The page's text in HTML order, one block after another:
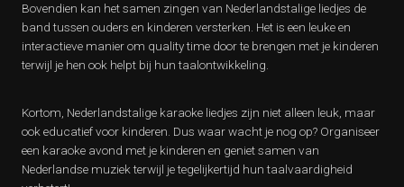
Bovendien kan het samen zingen van Nederlandstalige liedjes de
band tussen ouders en kinderen versterken. Het is een leuke en
interactieve manier om quality time door te brengen met je kinderen
terwijl je hen ook helpt bij hun taalontwikkeling.
Kortom, Nederlandstalige karaoke liedjes zijn niet alleen leuk, maar
ook educatief voor kinderen. Dus waar wacht je nog op? Organiseer
een karaoke avond met je kinderen en geniet samen van
Nederlandse muziek terwijl je tegelijkertijd hun taalvaardigheid